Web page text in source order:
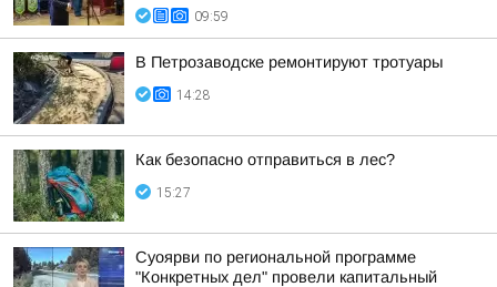
09:59
В Петрозаводске ремонтируют тротуары
14:28
Как безопасно отправиться в лес?
15:27
Суоярви по региональной программе
"Конкретных дел" провели капитальный